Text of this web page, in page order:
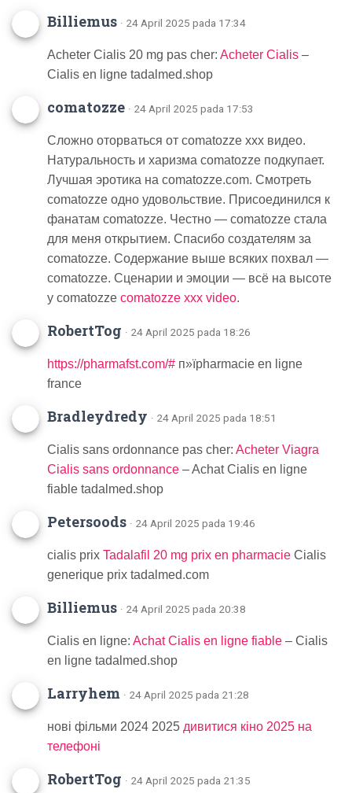
Billiemus · 24 April 2025 pada 17:34
Acheter Cialis 20 mg pas cher: Acheter Cialis –
Cialis en ligne tadalmed.shop
comatozze · 24 April 2025 pada 17:53
Сложно оторваться от comatozze xxx видео.
Натуральность и харизма comatozze подкупает.
Лучшая эротика на comatozze.com. Смотреть
comatozze одно удовольствие. Присоединился к
фанатам comatozze. Честно — comatozze стала
для меня открытием. Спасибо создателям за
comatozze. Содержание выше всяких похвал —
comatozze. Сценарии и эмоции — всё на высоте
у comatozze comatozze xxx video.
RobertTog · 24 April 2025 pada 18:26
https://pharmafst.com/# п»їpharmacie en ligne
france
Bradleydredy · 24 April 2025 pada 18:51
Cialis sans ordonnance pas cher: Acheter Viagra
Cialis sans ordonnance – Achat Cialis en ligne
fiable tadalmed.shop
Petersoods · 24 April 2025 pada 19:46
cialis prix Tadalafil 20 mg prix en pharmacie Cialis
generique prix tadalmed.com
Billiemus · 24 April 2025 pada 20:38
Cialis en ligne: Achat Cialis en ligne fiable – Cialis
en ligne tadalmed.shop
Larryhem · 24 April 2025 pada 21:28
нові фільми 2024 2025 дивитися кіно 2025 на
телефоні
RobertTog · 24 April 2025 pada 21:35